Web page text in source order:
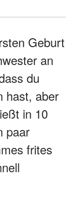
Geburt
an
du
hast, aber
in 10
paar
frites